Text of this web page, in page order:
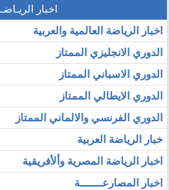
اخبار
اخبار الرياضة العالمية والعربية
الدوري الانجليزي الممتاز
الدوري الاسباني الممتاز
الدوري الايطالي الممتاز
الدوري الفرنسي والالماني الممتاز
خبار الرياضة العربية
اخبار الرياضة المصرية وألأفريقية
اخبار المصارعــــــــة